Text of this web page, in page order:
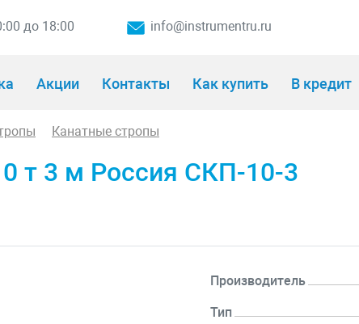
до 18:00 info@instrumentru.ru
Акции Контакты Как купить В кредит
Канатные стропы
т 3 м Россия СКП-10-3
Производитель
Тип